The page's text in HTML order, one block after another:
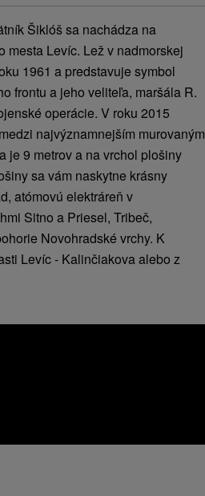
Šiklóš sa nachádza na
mesta Levíc. Lež v nadmorskej
1961 a predstavuje symbol
frontu a jeho veliteľa, maršála R.
operácie. V roku 2015
najvýznamnejším murovaným
je 9 metrov a na vrchol plošiny
sa vám naskytne krásny
atómovú elektráreň v
Sitno a Priesel, Tribeč,
Novohradské vrchy. K
Levíc - Kalinčiakova alebo z